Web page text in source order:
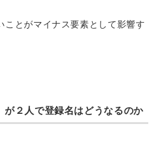
ことがマイナス要素として影響す
２人で登録名はどうなるのか